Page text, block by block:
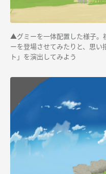
▲グミーを一体配置した様子。
ーを登場させてみたりと、思
ト」を演出してみよう